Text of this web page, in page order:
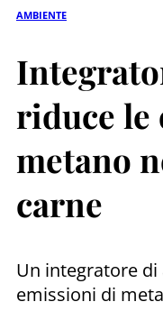
AMBIENTE
riduce le
metano
carne
Un integratore di
emissioni di